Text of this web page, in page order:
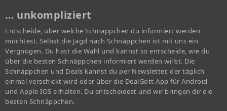
… unkompliziert
Entscheide, über welche Schnäppchen du informiert werden
möchtest. Selbst die Jagd nach Schnäppchen ist mit uns ein
Vergnügen. Du hast die Wahl und kannst so entscheide, wie du
über die besten Schnäppchen informiert werden willst. Die
Schnäppchen und Deals kannst du per Newsletter, der täglich
einmal verschickt wird oder über die DealGott App für Android
und Apple IOS erhalten. Du entscheidest und wir bringen dir die
besten Schnäppchen.